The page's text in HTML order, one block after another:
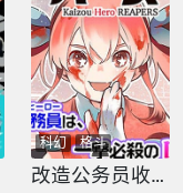
科幻 格斗
改造公务员收割者